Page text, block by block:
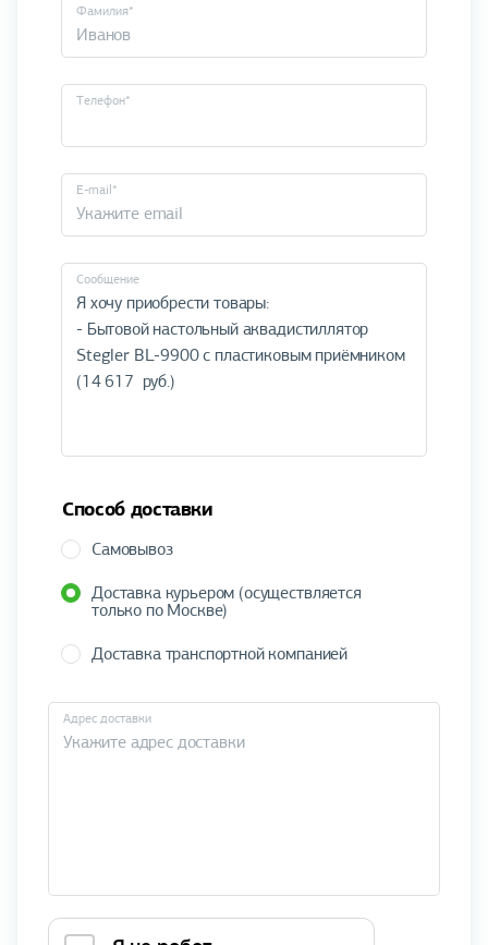
Фамилия*
Телефон*
E-mail*
Cообщение
Способ доставки
Самовывоз
Доставка курьером (осуществляется
только по Москве)
Доставка транспортной компанией
Адрес доставки